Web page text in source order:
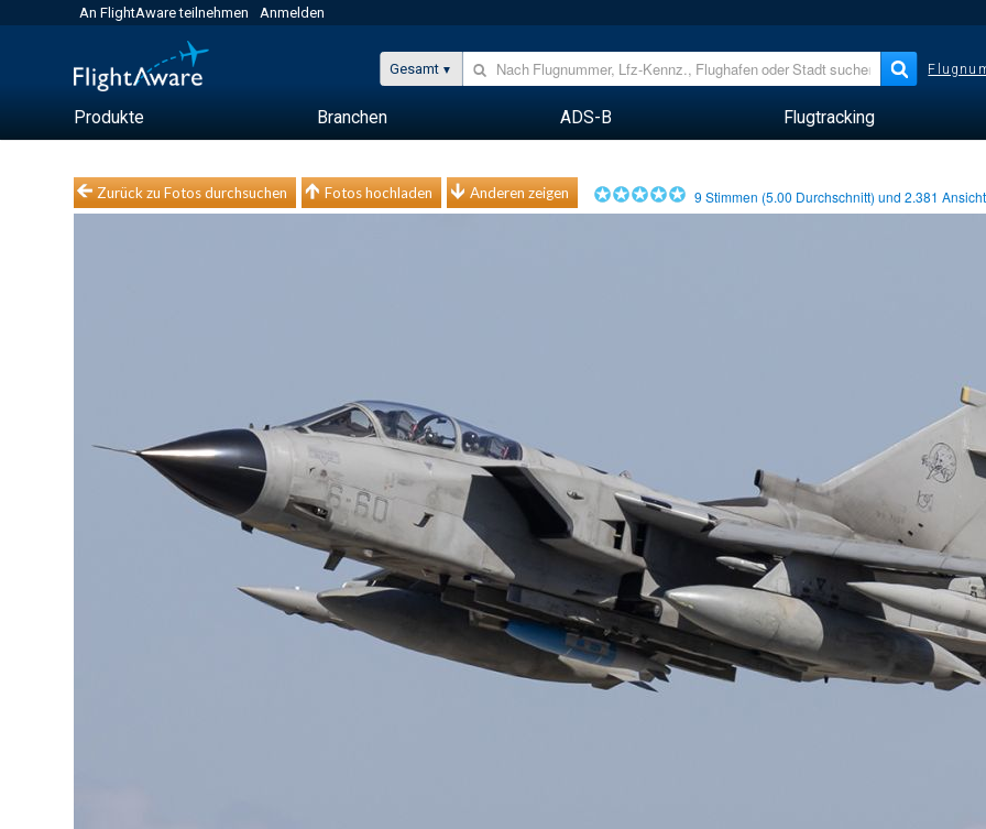
An FlightAware teilnehmen Anmelden
Gesamt
Produkte Branchen ADS-B Flugtracking
Zurück zu Fotos durchsuchen Fotos hochladen Anderen zeigen 9 Stimmen (5.00 Durchschnitt) und2.381